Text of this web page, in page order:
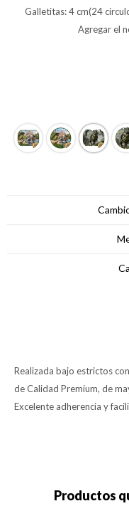
Galletitas: 4 cm(24
Agregar el
Realizada bajo estrictos
de Calidad Premium, de
Excelente adherencia y
Productos